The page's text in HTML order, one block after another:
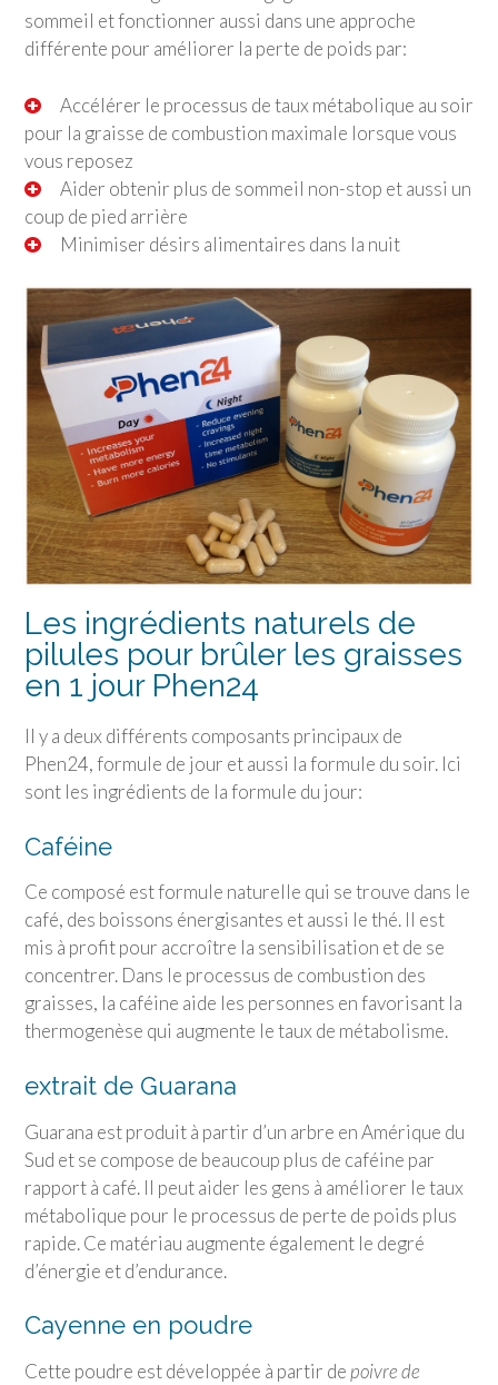
sommeil et fonctionner aussi dans une approche
différente pour améliorer la perte de poids par:
Accélérer le processus de taux métabolique au soir
pour la graisse de combustion maximale lorsque vous
vous reposez
Aider obtenir plus de sommeil non-stop et aussi un
coup de pied arrière
Minimiser désirs alimentaires dans la nuit
Les ingrédients naturels de
pilules pour brûler les graisses
en 1 jour Phen24
Il y a deux différents composants principaux de
Phen24, formule de jour et aussi la formule du soir. Ici
sont les ingrédients de la formule du jour:
Caféine
Ce composé est formule naturelle qui se trouve dans le
café, des boissons énergisantes et aussi le thé. Il est
mis à profit pour accroître la sensibilisation et de se
concentrer. Dans le processus de combustion des
graisses, la caféine aide les personnes en favorisant la
thermogenèse qui augmente le taux de métabolisme.
extrait de Guarana
Guarana est produit à partir d’un arbre en Amérique du
Sud et se compose de beaucoup plus de caféine par
rapport à café. Il peut aider les gens à améliorer le taux
métabolique pour le processus de perte de poids plus
rapide. Ce matériau augmente également le degré
d’énergie et d’endurance.
Cayenne en poudre
Cette poudre est développée à partir de poivre de